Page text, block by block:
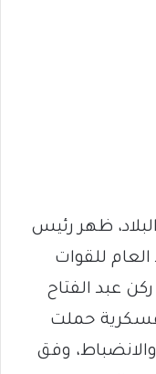
ظهر رئيس
للقوات
عبد الفتاح
عسكرية حملت
وفق